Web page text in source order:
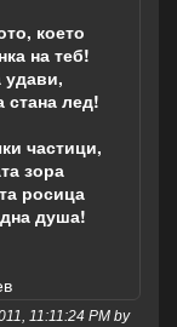
което
на теб!
удави,
стана лед!
частици,
зора
росица
душа!
11:11:24 PM by